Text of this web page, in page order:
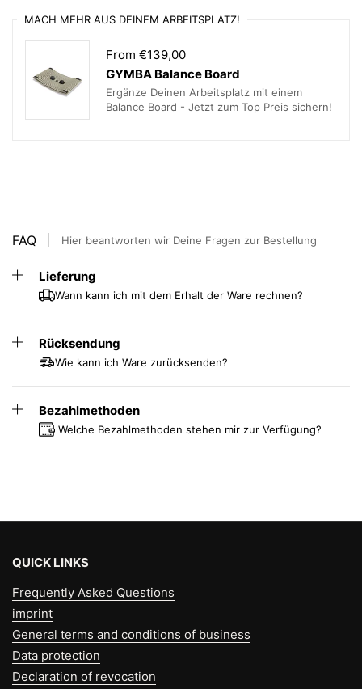
Gewicht ca. 12kg
Filzgleiter und Stahlgleiter im
Lieferumfang inbegriffen
Verfügbare
Bezug Capture von Gabriel in rot
MACH MEHR AUS DEINEM ARBEITSPLATZ!
From €139,00
GYMBA Balance Board
Ergänze Deinen Arbeitsplatz mit einem
Balance Board - Jetzt zum Top Preis sichern!
FAQ Hier beantworten wir Deine Fragen zur Bestellung
Lieferung
Wann kann ich mit dem Erhalt der Ware rechnen?
Rücksendung
Wie kann ich Ware zurücksenden?
Bezahlmethoden
Welche Bezahlmethoden stehen mir zur Verfügung?
QUICK LINKS
Frequently Asked Questions
imprint
General terms and conditions of business
Data protection
Declaration of revocation